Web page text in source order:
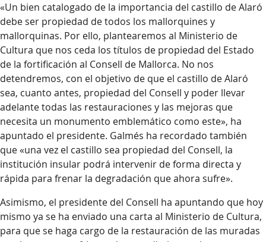
«Un bien catalogado de la importancia del castillo de Alaró
debe ser propiedad de todos los mallorquines y
mallorquinas. Por ello, plantearemos al Ministerio de
Cultura que nos ceda los títulos de propiedad del Estado
de la fortificación al Consell de Mallorca. No nos
detendremos, con el objetivo de que el castillo de Alaró
sea, cuanto antes, propiedad del Consell y poder llevar
adelante todas las restauraciones y las mejoras que
necesita un monumento emblemático como este», ha
apuntado el presidente. Galmés ha recordado también
que «una vez el castillo sea propiedad del Consell, la
institución insular podrá intervenir de forma directa y
rápida para frenar la degradación que ahora sufre».
Asimismo, el presidente del Consell ha apuntando que hoy
mismo ya se ha enviado una carta al Ministerio de Cultura,
para que se haga cargo de la restauración de las muradas